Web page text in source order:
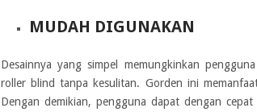
MUDAH DIGUNAKAN
Desainnya yang simpel memungkinkan
roller blind tanpa kesulitan. Gorden ini
Dengan demikian, pengguna dapat dengan